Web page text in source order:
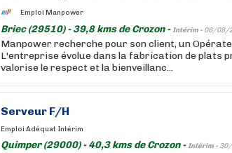
Emploi Manpower
Briec (29510) - 39,8 kms de Crozon -Intérim - 06/08/
Manpower recherche pour son client, un
L'entreprise évolue dans la fabrication de plats
valorise le respect et la bienveillanc...
Serveur F/H
Emploi Adéquat Intérim
Quimper (29000) - 40,3 kms de Crozon -Intérim -